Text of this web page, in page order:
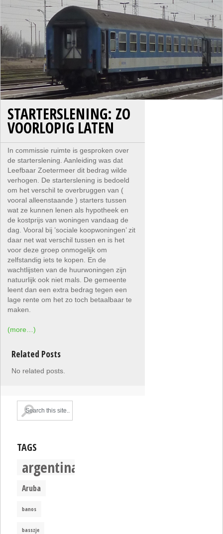
STARTERSLENING: ZO
VOORLOPIG LATEN
In commissie ruimte is gesproken over
de starterslening. Aanleiding was dat
Leefbaar Zoetermeer dit bedrag wilde
verhogen. De starterslening is bedoeld
om het verschil te overbruggen van (
vooral alleenstaande ) starters tussen
wat ze kunnen lenen als hypotheek en
de kostprijs van woningen vandaag de
dag. Vooral bij ’sociale koopwoningen’ zit
daar net wat verschil tussen en is het
voor deze groep onmogelijk om
zelfstandig iets te kopen. En de
wachtlijsten van de huurwoningen zijn
natuurlijk ook niet mals. De gemeente
leent dan een extra bedrag tegen een
lage rente om het zo toch betaalbaar te
maken.
(more…)
Related Posts
No related posts.
TAGS
argentina
Aruba
banos
basszje